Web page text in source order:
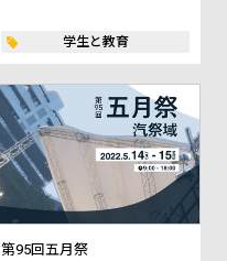
学生と教育
第95回五月祭